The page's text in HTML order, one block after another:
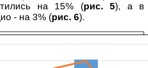
на 15% (рис. 5), а в
- на 3% (рис. 6).